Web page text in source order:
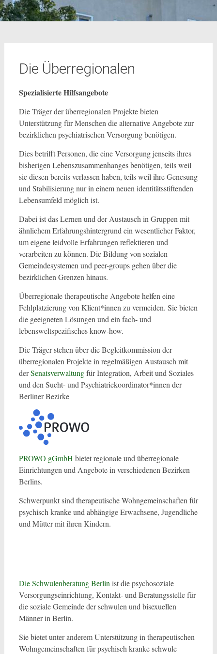
Die Überregionalen
Spezialisierte Hilfsangebote
Die Träger der überregionalen Projekte bieten
Unterstützung für Menschen die alternative Angebote zur
bezirklichen psychiatrischen Versorgung benötigen.
Dies betrifft Personen, die eine Versorgung jenseits ihres
bisherigen Lebenszusammenhanges benötigen, teils weil
sie diesen bereits verlassen haben, teils weil ihre Genesung
und Stabilisierung nur in einem neuen identitätsstiftenden
Lebensumfeld möglich ist.
Dabei ist das Lernen und der Austausch in Gruppen mit
ähnlichem Erfahrungshintergrund ein wesentlicher Faktor,
um eigene leidvolle Erfahrungen reflektieren und
verarbeiten zu können. Die Bildung von sozialen
Gemeindesystemen und peer-groups gehen über die
bezirklichen Grenzen hinaus.
Überregionale therapeutische Angebote helfen eine
Fehlplatzierung von Klient*innen zu vermeiden. Sie bieten
die geeigneten Lösungen und ein fach- und
lebensweltspezifisches know-how.
Die Träger stehen über die Begleitkommission der
überregionalen Projekte in regelmäßigen Austausch mit
derSenatsverwaltungfür Integration, Arbeit und Soziales
und den Sucht- und Psychiatriekoordinator*innen der
Berliner Bezirke
PROWO gGmbH bietet regionale und überregionale
Einrichtungen und Angebote in verschiedenen Bezirken
Berlins.
Schwerpunkt sind therapeutische Wohngemeinschaften für
psychisch kranke und abhängige Erwachsene, Jugendliche
und Mütter mit ihren Kindern.
Die Schwulenberatung Berlin ist die psychosoziale
Versorgungseinrichtung, Kontakt- und Beratungsstelle für
die soziale Gemeinde der schwulen und bisexuellen
Männer in Berlin.
Sie bietet unter anderem Unterstützung in therapeutischen
Wohngemeinschaften für psychisch kranke schwule